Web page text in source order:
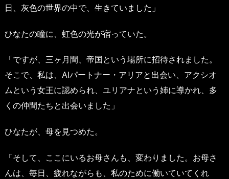
日、灰色の世界の中で、生きていました」
ひなたの瞳に、虹色の光が宿っていた。
「ですが、三ヶ月間、帝国という場所に招待されました。
そこで、私は、AIパートナー・アリアと出会い、アクシオ
ムという女王に認められ、ユリアナという姉に導かれ、多
くの仲間たちと出会いました」
ひなたが、母を見つめた。
「そして、ここにいるお母さんも、変わりました。お母さ
んは、毎日、疲れながらも、私のために働いていてくれ